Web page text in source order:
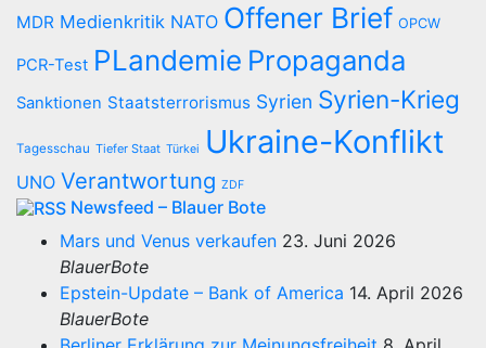
MDR Medienkritik NATO Offener Brief OPCW
PCR-Test PLandemie Propaganda
Sanktionen Staatsterrorismus Syrien Syrien-Krieg
Tagesschau Tiefer Staat Türkei Ukraine-Konflikt
UNO Verantwortung ZDF
Newsfeed – Blauer Bote
Mars und Venus verkaufen 23. Juni 2026
BlauerBote
Epstein-Update – Bank of America 14. April 2026
BlauerBote